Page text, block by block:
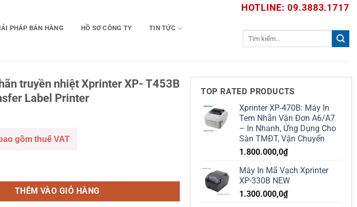
HOTLINE: 09.3883.1717
PHÁP BÁN HÀNG HỒ SƠ CÔNG TY TIN TỨC
truyền nhiệt Xprinter XP- T453B
Label Printer
gồm thuế VAT
nhiệt Xprinter XP- T453B Thermal Transfer Label Printer số lượng
THÊM VÀO GIỎ HÀNG
TOP RATED PRODUCTS
Xprinter XP-470B: Máy In
Tem Nhãn Vận Đơn A6/A7
– In Nhanh, Ứng Dụng Cho
Sàn TMĐT, Vận Chuyển
1.800.000,0₫
Máy In Mã Vạch Xprinter
XP-330B NEW
1.300.000,0₫